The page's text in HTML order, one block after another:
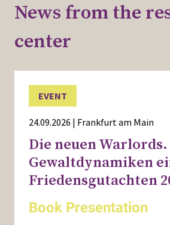
News from the
center
EVENT
24.09.2026 | Frankfurt am Main
Die neuen Warlords.
Gewaltdynamiken
Friedensgutachten
Book Presentation